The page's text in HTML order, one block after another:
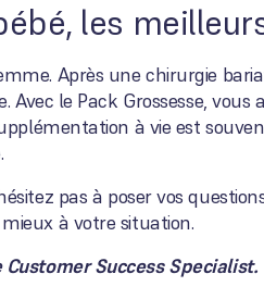
les
Après une chirurgie
le Pack Grossesse,
à vie est
pas à poser vos
à votre situation.
Success Specialist.